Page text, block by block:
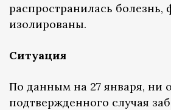
распространилась болезнь,
изолированы.
Ситуация
По данным на 27 января, ни
подтвержденного случая